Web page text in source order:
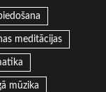
meditācijas
mūzika